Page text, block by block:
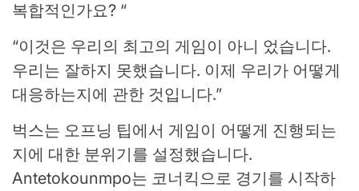
복합적인가요? “
“이것은 우리의 최고의 게임이 아니 었습니다.
우리는 잘하지 못했습니다. 이제 우리가 어떻게
대응하는지에 관한 것입니다.”
벅스는 오프닝 팁에서 게임이 어떻게 진행되는
지에 대한 분위기를 설정했습니다.
Antetokounmpo는 코너킥으로 경기를 시작하